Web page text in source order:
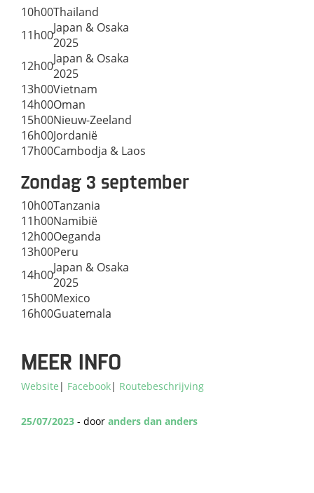
10h00Thailand
11h00Japan & Osaka
2025
12h00Japan & Osaka
2025
13h00Vietnam
14h00Oman
15h00Nieuw-Zeeland
16h00Jordanië
17h00Cambodja & Laos
Zondag 3 september
10h00Tanzania
11h00Namibië
12h00Oeganda
13h00Peru
14h00Japan & Osaka
2025
15h00Mexico
16h00Guatemala
MEER INFO
Website | Facebook| Routebeschrijving
25/07/2023 - door anders dan anders